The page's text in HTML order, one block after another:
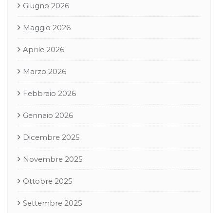
Giugno 2026
Maggio 2026
Aprile 2026
Marzo 2026
Febbraio 2026
Gennaio 2026
Dicembre 2025
Novembre 2025
Ottobre 2025
Settembre 2025